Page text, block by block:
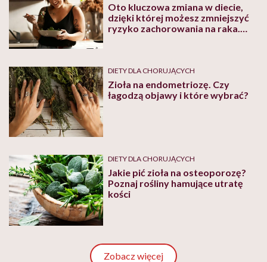
Oto kluczowa zmiana w diecie,
dzięki której możesz zmniejszyć
ryzyko zachorowania na raka.
DIETY DLA CHORUJĄCYCH
Zioła na endometriozę. Czy
łagodzą objawy i które wybrać?
DIETY DLA CHORUJĄCYCH
Jakie pić zioła na osteoporozę?
Poznaj rośliny hamujące utratę
kości
Zobacz więcej